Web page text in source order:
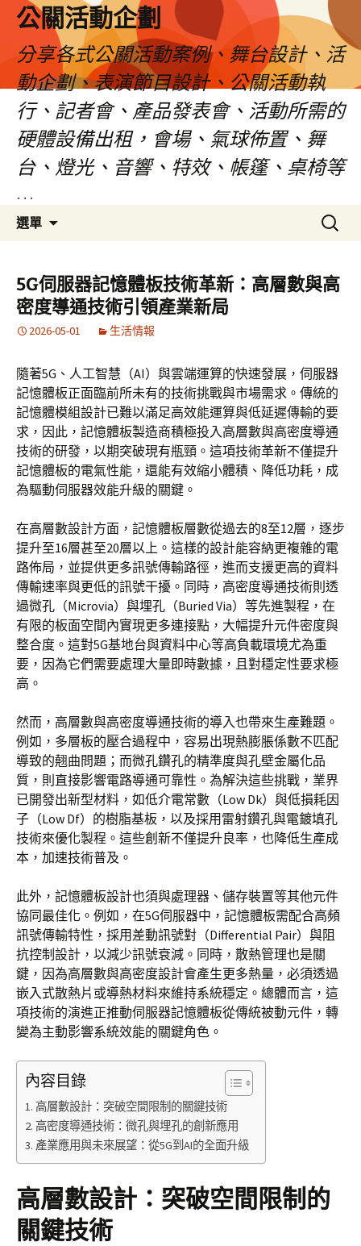
公關活動企劃
分享各式公關活動案例、舞台設計、活
動企劃、表演節目設計、公關活動執
行、記者會、產品發表會、活動所需的
硬體設備出租，會場、氣球佈置、舞
台、燈光、音響、特效、帳篷、桌椅等
…
選單
要
內
容
搜
尋
鍵
字:
5G伺服器記憶體板技術革新：高層數與高
密度導通技術引領產業新局
2026-05-01 生活情報
隨著5G、人工智慧（AI）與雲端運算的快速發展，伺服器
記憶體板正面臨前所未有的技術挑戰與市場需求。傳統的
記憶體模組設計已難以滿足高效能運算與低延遲傳輸的要
求，因此，記憶體板製造商積極投入高層數與高密度導通
技術的研發，以期突破現有瓶頸。這項技術革新不僅提升
記憶體板的電氣性能，還能有效縮小體積、降低功耗，成
為驅動伺服器效能升級的關鍵。
在高層數設計方面，記憶體板層數從過去的8至12層，逐步
提升至16層甚至20層以上。這樣的設計能容納更複雜的電
路佈局，並提供更多訊號傳輸路徑，進而支援更高的資料
傳輸速率與更低的訊號干擾。同時，高密度導通技術則透
過微孔（Microvia）與埋孔（Buried Via）等先進製程，在
有限的板面空間內實現更多連接點，大幅提升元件密度與
整合度。這對5G基地台與資料中心等高負載環境尤為重
要，因為它們需要處理大量即時數據，且對穩定性要求極
高。
然而，高層數與高密度導通技術的導入也帶來生產難題。
例如，多層板的壓合過程中，容易出現熱膨脹係數不匹配
導致的翹曲問題；而微孔鑽孔的精準度與孔壁金屬化品
質，則直接影響電路導通可靠性。為解決這些挑戰，業界
已開發出新型材料，如低介電常數（Low Dk）與低損耗因
子（Low Df）的樹脂基板，以及採用雷射鑽孔與電鍍填孔
技術來優化製程。這些創新不僅提升良率，也降低生產成
本，加速技術普及。
此外，記憶體板設計也須與處理器、儲存裝置等其他元件
協同最佳化。例如，在5G伺服器中，記憶體板需配合高頻
訊號傳輸特性，採用差動訊號對（Differential Pair）與阻
抗控制設計，以減少訊號衰減。同時，散熱管理也是關
鍵，因為高層數與高密度設計會產生更多熱量，必須透過
嵌入式散熱片或導熱材料來維持系統穩定。總體而言，這
項技術的演進正推動伺服器記憶體板從傳統被動元件，轉
變為主動影響系統效能的關鍵角色。
內容目錄
高層數設計：突破空間限制的關鍵技術
高密度導通技術：微孔與埋孔的創新應用
產業應用與未來展望：從5G到AI的全面升級
高層數設計：突破空間限制的
關鍵技術